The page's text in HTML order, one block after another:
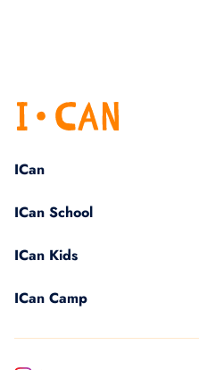
ICan
ICan School
ICan Kids
ICan Camp